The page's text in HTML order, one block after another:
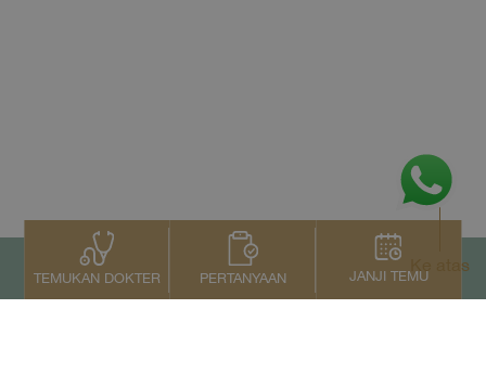
TEMUKAN DOKTER PERTANYAAN JANJI TEMU
Ke atas